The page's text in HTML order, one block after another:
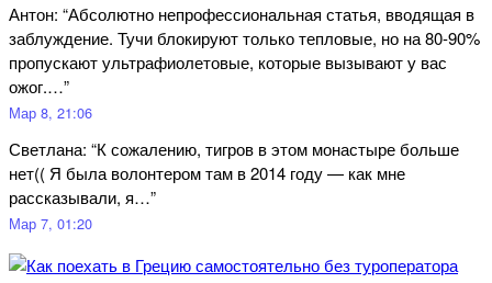
Антон: “Абсолютно непрофессиональная статья, вводящая в
заблуждение. Тучи блокируют только тепловые, но на 80-90%
пропускают ультрафиолетовые, которые вызывают у вас
ожог.…”
Мар 8, 21:06
Светлана: “К сожалению, тигров в этом монастыре больше
нет(( Я была волонтером там в 2014 году — как мне
рассказывали, я…”
Мар 7, 01:20